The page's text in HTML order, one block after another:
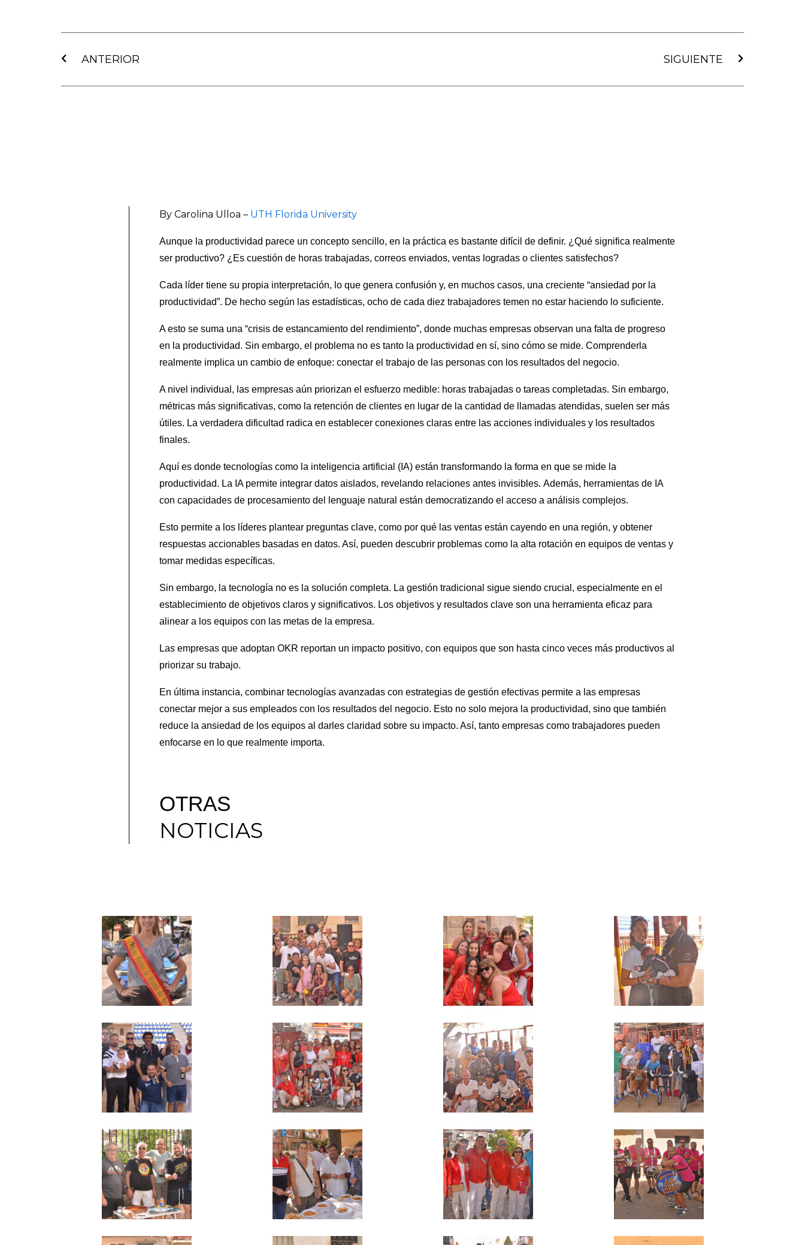
ANTERIOR SIGUIENTE
By Carolina Ulloa – UTH Florida University
Aunque la productividad parece un concepto sencillo, en la práctica es bastante difícil de definir. ¿Qué significa realmente
ser productivo? ¿Es cuestión de horas trabajadas, correos enviados, ventas logradas o clientes satisfechos?
Cada líder tiene su propia interpretación, lo que genera confusión y, en muchos casos, una creciente “ansiedad por la
productividad”. De hecho según las estadísticas, ocho de cada diez trabajadores temen no estar haciendo lo suficiente.
A esto se suma una “crisis de estancamiento del rendimiento”, donde muchas empresas observan una falta de progreso
en la productividad. Sin embargo, el problema no es tanto la productividad en sí, sino cómo se mide. Comprenderla
realmente implica un cambio de enfoque: conectar el trabajo de las personas con los resultados del negocio.
A nivel individual, las empresas aún priorizan el esfuerzo medible: horas trabajadas o tareas completadas. Sin embargo,
métricas más significativas, como la retención de clientes en lugar de la cantidad de llamadas atendidas, suelen ser más
útiles. La verdadera dificultad radica en establecer conexiones claras entre las acciones individuales y los resultados
finales.
Aquí es donde tecnologías como la inteligencia artificial (IA) están transformando la forma en que se mide la
productividad. La IA permite integrar datos aislados, revelando relaciones antes invisibles. Además, herramientas de IA
con capacidades de procesamiento del lenguaje natural están democratizando el acceso a análisis complejos.
Esto permite a los líderes plantear preguntas clave, como por qué las ventas están cayendo en una región, y obtener
respuestas accionables basadas en datos. Así, pueden descubrir problemas como la alta rotación en equipos de ventas y
tomar medidas específicas.
Sin embargo, la tecnología no es la solución completa. La gestión tradicional sigue siendo crucial, especialmente en el
establecimiento de objetivos claros y significativos. Los objetivos y resultados clave son una herramienta eficaz para
alinear a los equipos con las metas de la empresa.
Las empresas que adoptan OKR reportan un impacto positivo, con equipos que son hasta cinco veces más productivos al
priorizar su trabajo.
En última instancia, combinar tecnologías avanzadas con estrategias de gestión efectivas permite a las empresas
conectar mejor a sus empleados con los resultados del negocio. Esto no solo mejora la productividad, sino que también
reduce la ansiedad de los equipos al darles claridad sobre su impacto. Así, tanto empresas como trabajadores pueden
enfocarse en lo que realmente importa.
OTRAS
NOTICIAS